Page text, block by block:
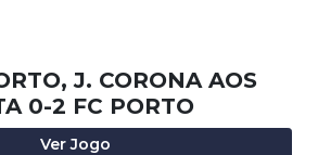
J. CORONA AOS
0-2 FC PORTO
Ver Jogo